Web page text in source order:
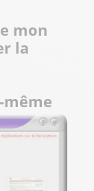
mon
la
même